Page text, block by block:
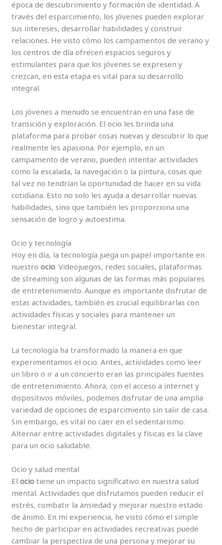
época de descubrimiento y formación de identidad. A
través del esparcimiento, los jóvenes pueden explorar
sus intereses, desarrollar habilidades y construir
relaciones. He visto cómo los campamentos de verano y
los centros de día ofrecen espacios seguros y
estimulantes para que los jóvenes se expresen y
crezcan, en esta etapa es vital para su desarrollo
integral.
Los jóvenes a menudo se encuentran en una fase de
transición y exploración. El ocio les brinda una
plataforma para probar cosas nuevas y descubrir lo que
realmente les apasiona. Por ejemplo, en un
campamento de verano, pueden intentar actividades
como la escalada, la navegación o la pintura, cosas que
tal vez no tendrían la oportunidad de hacer en su vida
cotidiana. Esto no solo les ayuda a desarrollar nuevas
habilidades, sino que también les proporciona una
sensación de logro y autoestima.
Ocio y tecnología
Hoy en día, la tecnología juega un papel importante en
nuestroocio. Videojuegos, redes sociales, plataformas
de streaming son algunas de las formas más populares
de entretenimiento. Aunque es importante disfrutar de
estas actividades, también es crucial equilibrarlas con
actividades físicas y sociales para mantener un
bienestar integral.
La tecnología ha transformado la manera en que
experimentamos el ocio. Antes, actividades como leer
un libro o ir a un concierto eran las principales fuentes
de entretenimiento. Ahora, con el acceso a internet y
dispositivos móviles, podemos disfrutar de una amplia
variedad de opciones de esparcimiento sin salir de casa.
Sin embargo, es vital no caer en el sedentarismo.
Alternar entre actividades digitales y físicas es la clave
para un ocio saludable.
Ocio y salud mental
Elocio tiene un impacto significativo en nuestra salud
mental. Actividades que disfrutamos pueden reducir el
estrés, combatir la ansiedad y mejorar nuestro estado
de ánimo. En mi experiencia, he visto cómo el simple
hecho de participar en actividades recreativas puede
cambiar la perspectiva de una persona y mejorar su